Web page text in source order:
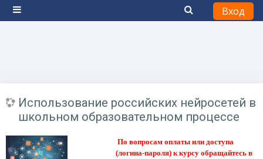
Боковая панель
Вход
Использование российских нейросетей в
школьном образовательном процессе
По вопросам оплаты или доступа
(логина-пароля) к курсу обращайтесь в